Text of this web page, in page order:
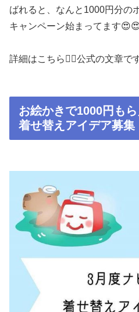
ばれると、なんと1000円分の
キャンペーン始まってます
詳細はこちら🙋‍♀️公式の文章で
お絵かきで1000円も
着せ替えアイデア募集